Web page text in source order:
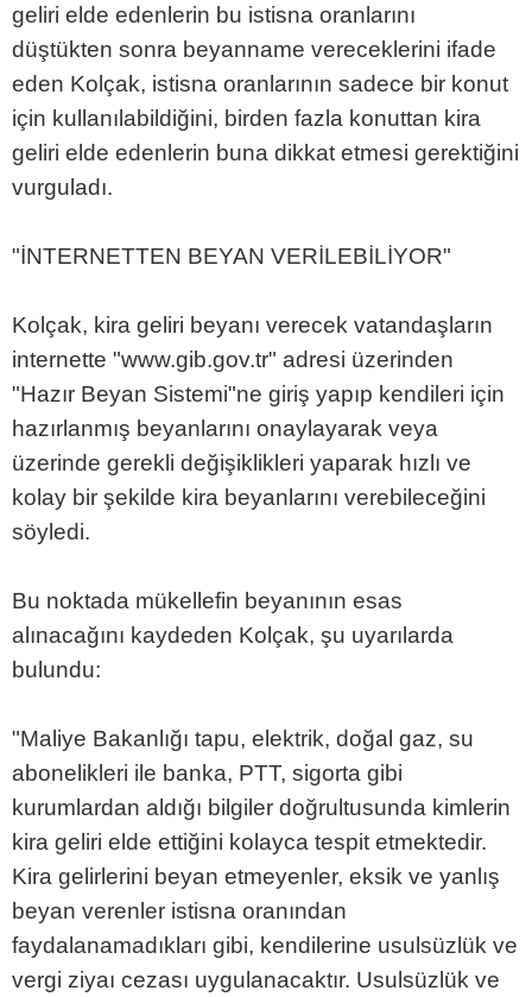
geliri elde edenlerin bu istisna oranlarını
düştükten sonra beyanname vereceklerini ifade
eden Kolçak, istisna oranlarının sadece bir konut
için kullanılabildiğini, birden fazla konuttan kira
geliri elde edenlerin buna dikkat etmesi gerektiğini
vurguladı.
"İNTERNETTEN BEYAN VERİLEBİLİYOR"
Kolçak, kira geliri beyanı verecek vatandaşların
internette "www.gib.gov.tr" adresi üzerinden
"Hazır Beyan Sistemi"ne giriş yapıp kendileri için
hazırlanmış beyanlarını onaylayarak veya
üzerinde gerekli değişiklikleri yaparak hızlı ve
kolay bir şekilde kira beyanlarını verebileceğini
söyledi.
Bu noktada mükellefin beyanının esas
alınacağını kaydeden Kolçak, şu uyarılarda
bulundu:
"Maliye Bakanlığı tapu, elektrik, doğal gaz, su
abonelikleri ile banka, PTT, sigorta gibi
kurumlardan aldığı bilgiler doğrultusunda kimlerin
kira geliri elde ettiğini kolayca tespit etmektedir.
Kira gelirlerini beyan etmeyenler, eksik ve yanlış
beyan verenler istisna oranından
faydalanamadıkları gibi, kendilerine usulsüzlük ve
vergi ziyaı cezası uygulanacaktır. Usulsüzlük ve